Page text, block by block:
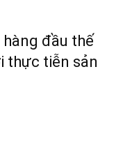
hàng đầu thế
thực tiễn sản